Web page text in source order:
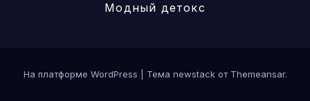
Модный детокс
На платформе WordPress Тема newstack от Themeansar.